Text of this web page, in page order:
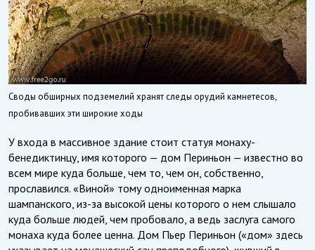
Своды обширных подземелий хранят следы орудий камнетесов,
пробивавших эти широкие ходы
У входа в массивное здание стоит статуя монаху-
бенедиктинцу, имя которого — дом Периньон — известно во
всем мире куда больше, чем то, чем он, собственно,
прославился. «Виной» тому одноименная марка
шампанского, из-за высокой цены которого о нем слышало
куда больше людей, чем пробовало, а ведь заслуга самого
монаха куда более ценна. Дом Пьер Периньон («дом» здесь